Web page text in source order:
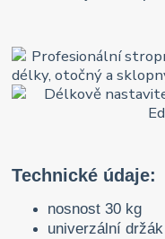
Technické údaje:
nosnost 30 kg
univerzální